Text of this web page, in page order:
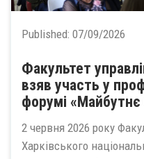
Published: 07/09/2026
Факультет
взяв участь у
форумі «Майбутнє
2 червня 2026 року
Харківського